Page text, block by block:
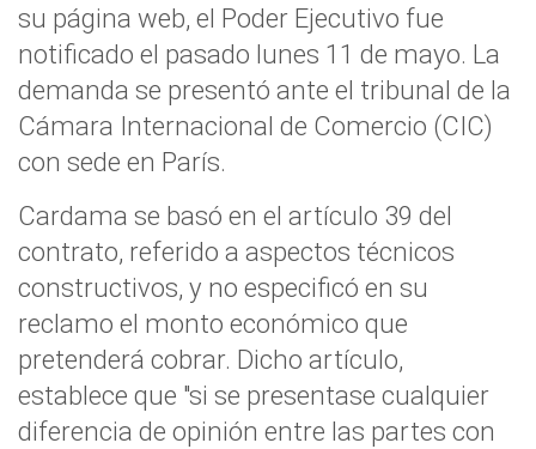
su página web, el Poder Ejecutivo fue
notificado el pasado lunes 11 de mayo. La
demanda se presentó ante el tribunal de la
Cámara Internacional de Comercio (CIC)
con sede en París.
Cardama se basó en el artículo 39 del
contrato, referido a aspectos técnicos
constructivos, y no especificó en su
reclamo el monto económico que
pretenderá cobrar. Dicho artículo,
establece que "si se presentase cualquier
diferencia de opinión entre las partes con